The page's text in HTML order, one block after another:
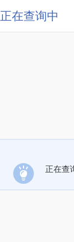
正在查询中
正在查